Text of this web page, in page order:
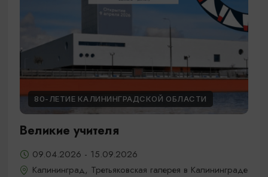
80-ЛЕТИЕ КАЛИНИНГРАДСКОЙ ОБЛАСТИ
Великие учителя
09.04.2026 - 15.09.2026
Калининград, Третьяковская галерея в Калининграде